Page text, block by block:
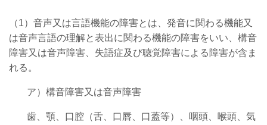
（1）音声又は言語機能の障害とは、発音に関わる機能又
は音声言語の理解と表出に関わる機能の障害をいい、構音
障害又は音声障害、失語症及び聴覚障害による障害が含ま
れる。
ア）構音障害又は音声障害
歯、顎、口腔（舌、口唇、口蓋等）、咽頭、喉頭、気